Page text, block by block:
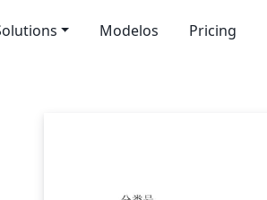
Modelos Pricing